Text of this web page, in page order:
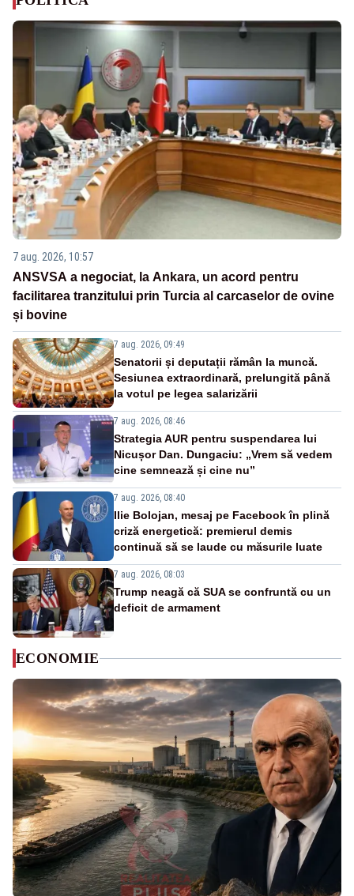
7 aug. 2026, 10:57
ANSVSA a negociat, la Ankara, un acord pentru
facilitarea tranzitului prin Turcia al carcaselor de ovine
și bovine
7 aug. 2026, 09:49
Senatorii și deputații rămân la muncă.
Sesiunea extraordinară, prelungită până
la votul pe legea salarizării
7 aug. 2026, 08:46
Strategia AUR pentru suspendarea lui
Nicușor Dan. Dungaciu: „Vrem să vedem
cine semnează și cine nu”
7 aug. 2026, 08:40
Ilie Bolojan, mesaj pe Facebook în plină
criză energetică: premierul demis
continuă să se laude cu măsurile luate
7 aug. 2026, 08:03
Trump neagă că SUA se confruntă cu un
deficit de armament
ECONOMIE